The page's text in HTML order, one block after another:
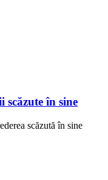
scăzute în sine
scăzută în sine